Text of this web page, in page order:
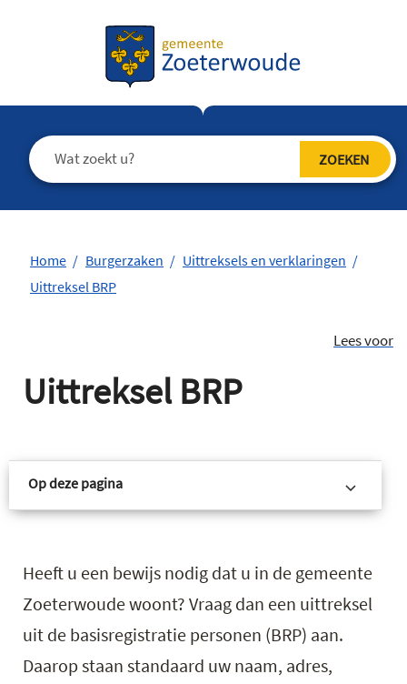
Home Burgerzaken
Uittreksels en verklaringen
Uittreksel BRP
Lees voor
Uittreksel BRP
Heeft u een bewijs nodig dat u in de gemeente
Zoeterwoude woont? Vraag dan een uittreksel
uit de basisregistratie personen (BRP) aan.
Daarop staan standaard uw naam, adres,
Op deze pagina